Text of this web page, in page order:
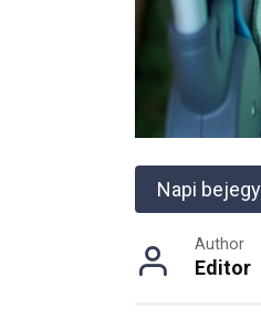
Napi
Author
Editor